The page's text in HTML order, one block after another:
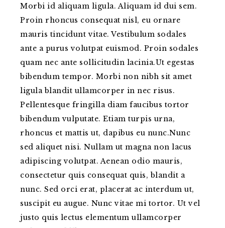
Morbi id aliquam ligula. Aliquam id dui sem.
Proin rhoncus consequat nisl, eu ornare
mauris tincidunt vitae. Vestibulum sodales
ante a purus volutpat euismod. Proin sodales
quam nec ante sollicitudin lacinia.Ut egestas
bibendum tempor. Morbi non nibh sit amet
ligula blandit ullamcorper in nec risus.
Pellentesque fringilla diam faucibus tortor
bibendum vulputate. Etiam turpis urna,
rhoncus et mattis ut, dapibus eu nunc.Nunc
sed aliquet nisi. Nullam ut magna non lacus
adipiscing volutpat. Aenean odio mauris,
consectetur quis consequat quis, blandit a
nunc. Sed orci erat, placerat ac interdum ut,
suscipit eu augue. Nunc vitae mi tortor. Ut vel
justo quis lectus elementum ullamcorper